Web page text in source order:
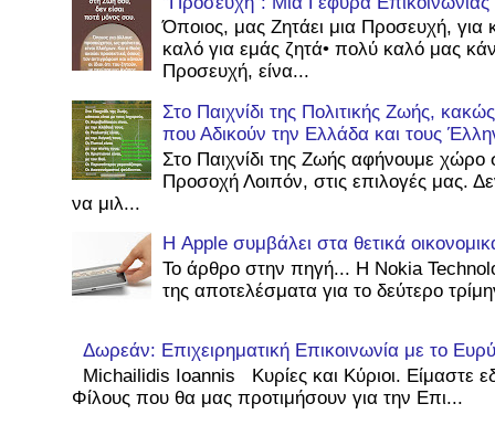
Όποιος, μας Ζητάει μια Προσευχή, για
καλό για εμάς ζητά• πολύ καλό μας
Προσευχή, είνα...
Στο Παιχνίδι της Πολιτικής Ζωής,
που Αδικούν την Ελλάδα και τους
Στο Παιχνίδι της Ζωής αφήνουμε
Προσοχή Λοιπόν, στις επιλογές μας.
να μιλ...
Η Apple συμβάλει στα θετικά
Το άρθρο στην πηγή... Η Nokia
της αποτελέσματα για το δεύτερο
Δωρεάν: Επιχειρηματική Επικοινωνία με το
Michailidis Ioannis Κυρίες και Κύριοι. Είμαστε
Φίλους που θα μας προτιμήσουν για την Επι...